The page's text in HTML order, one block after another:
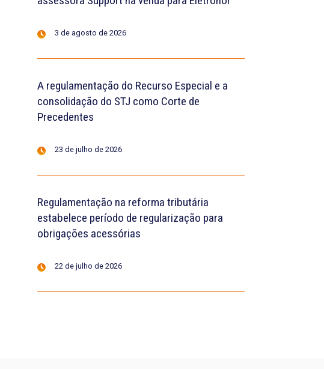
3 de agosto de 2026
A regulamentação do Recurso Especial e a
consolidação do STJ como Corte de
Precedentes
23 de julho de 2026
Regulamentação na reforma tributária
estabelece período de regularização para
obrigações acessórias
22 de julho de 2026